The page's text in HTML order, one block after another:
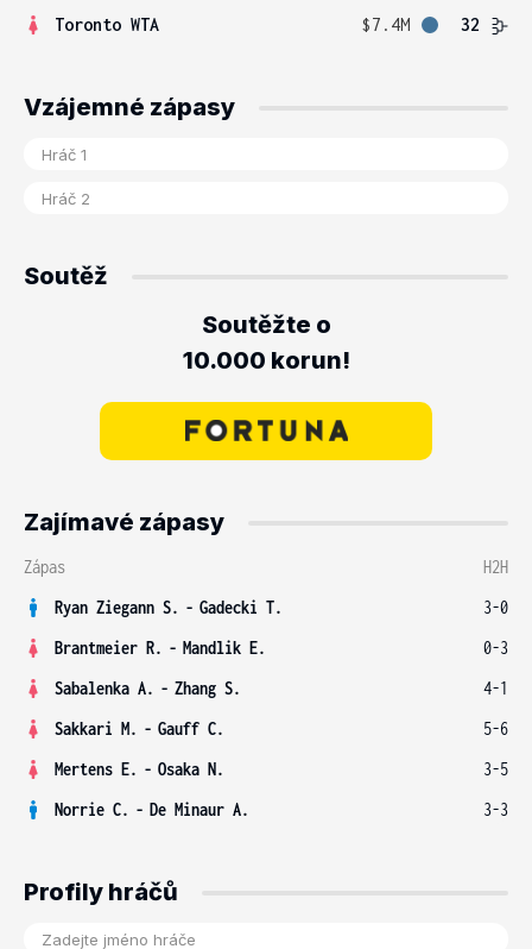
Toronto WTA
$7.4M 32
Vzájemné zápasy
Soutěž
Soutěžte o
10.000 korun!
Zajímavé zápasy
Zápas
H2H
Ryan Ziegann S. - Gadecki T.
3-0
Brantmeier R. - Mandlik E.
0-3
Sabalenka A. - Zhang S.
4-1
Sakkari M. - Gauff C.
5-6
Mertens E. - Osaka N.
3-5
Norrie C. - De Minaur A. 3-3
Profily hráčů